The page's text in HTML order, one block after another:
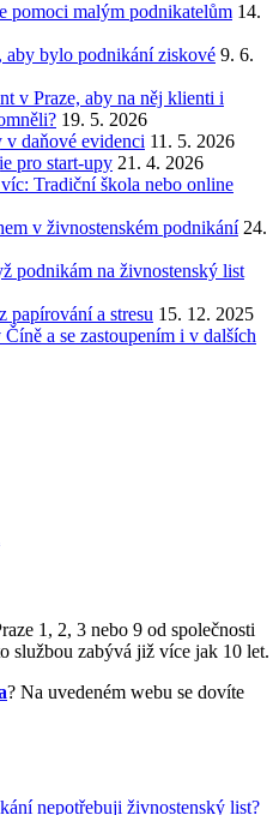
pomoci malým podnikatelům 14.
aby bylo podnikání ziskové 9. 6.
v Praze, aby na něj klienti i
19. 5. 2026
v daňové evidenci 11. 5. 2026
pro start-upy 21. 4. 2026
Tradiční škola nebo online
v živnostenském podnikání 24.
podnikám na živnostenský list
papírování a stresu 15. 12. 2025
a se zastoupením i v dalších
1, 2, 3 nebo 9 od společnosti
službou zabývá již více jak 10 let.
? Na uvedeném webu se dovíte
nepotřebuji živnostenský list?